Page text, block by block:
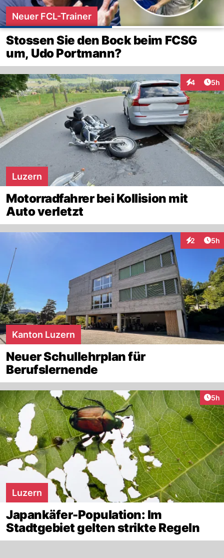
Neuer FCL-Trainer
Stossen Sie den Bock beim FCSG
um, Udo Portmann?
4 5h
Luzern
Motorradfahrer bei Kollision mit
Auto verletzt
2 5h
Kanton Luzern
Neuer Schullehrplan für
Berufslernende
5h
Luzern
Japankäfer-Population: Im
Stadtgebiet gelten strikte Regeln